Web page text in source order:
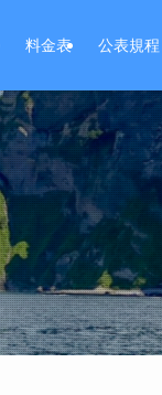
料金表 公表規程